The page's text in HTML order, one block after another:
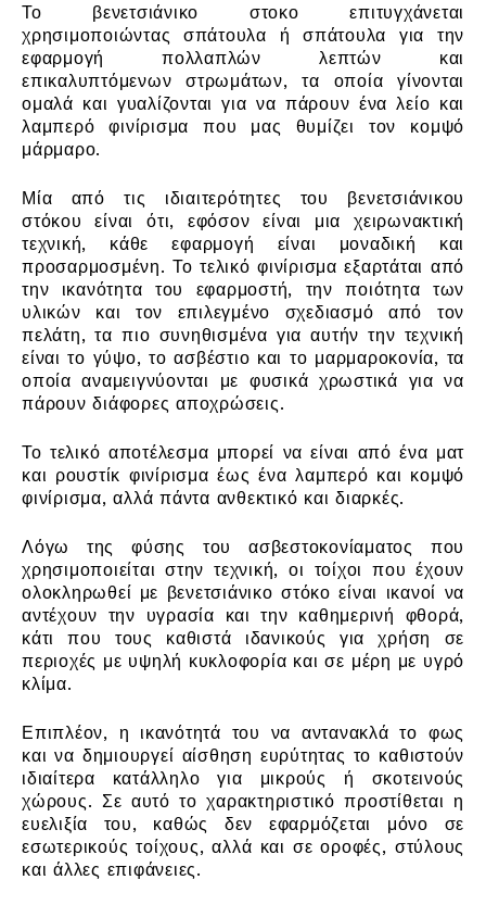
Το βενετσιάνικο στοκο επιτυγχάνεται
χρησιμοποιώντας σπάτουλα ή σπάτουλα για την
εφαρμογή πολλαπλών λεπτών και
επικαλυπτόμενων στρωμάτων, τα οποία γίνονται
ομαλά και γυαλίζονται για να πάρουν ένα λείο και
λαμπερό φινίρισμα που μας θυμίζει τον κομψό
μάρμαρο.
Μία από τις ιδιαιτερότητες του βενετσιάνικου
στόκου είναι ότι, εφόσον είναι μια χειρωνακτική
τεχνική, κάθε εφαρμογή είναι μοναδική και
προσαρμοσμένη. Το τελικό φινίρισμα εξαρτάται από
την ικανότητα του εφαρμοστή, την ποιότητα των
υλικών και τον επιλεγμένο σχεδιασμό από τον
πελάτη, τα πιο συνηθισμένα για αυτήν την τεχνική
είναι το γύψο, το ασβέστιο και το μαρμαροκονία, τα
οποία αναμειγνύονται με φυσικά χρωστικά για να
πάρουν διάφορες αποχρώσεις.
Το τελικό αποτέλεσμα μπορεί να είναι από ένα ματ
και ρουστίκ φινίρισμα έως ένα λαμπερό και κομψό
φινίρισμα, αλλά πάντα ανθεκτικό και διαρκές.
Λόγω της φύσης του ασβεστοκονίαματος που
χρησιμοποιείται στην τεχνική, οι τοίχοι που έχουν
ολοκληρωθεί με βενετσιάνικο στόκο είναι ικανοί να
αντέχουν την υγρασία και την καθημερινή φθορά,
κάτι που τους καθιστά ιδανικούς για χρήση σε
περιοχές με υψηλή κυκλοφορία και σε μέρη με υγρό
κλίμα.
Επιπλέον, η ικανότητά του να αντανακλά το φως
και να δημιουργεί αίσθηση ευρύτητας το καθιστούν
ιδιαίτερα κατάλληλο για μικρούς ή σκοτεινούς
χώρους. Σε αυτό το χαρακτηριστικό προστίθεται η
ευελιξία του, καθώς δεν εφαρμόζεται μόνο σε
εσωτερικούς τοίχους, αλλά και σε οροφές, στύλους
και άλλες επιφάνειες.